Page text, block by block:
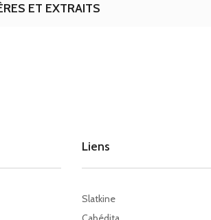
ET EXTRAITS
Liens
Slatkine